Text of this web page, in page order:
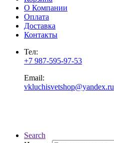
О Компании
Оплата
Доставка
Контакты
Тел:
+7 987-595-97-53
Email:
vkluchisvetshop@yandex.ru
Search